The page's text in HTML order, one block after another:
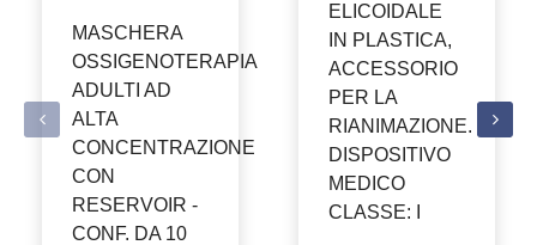
MASCHERA
OSSIGENOTERAPIA
ADULTI AD
ALTA
CONCENTRAZIONE
CON
RESERVOIR -
CONF. DA 10
ELICOIDALE
IN PLASTICA,
ACCESSORIO
PER LA
RIANIMAZIONE.
DISPOSITIVO
MEDICO
CLASSE: I